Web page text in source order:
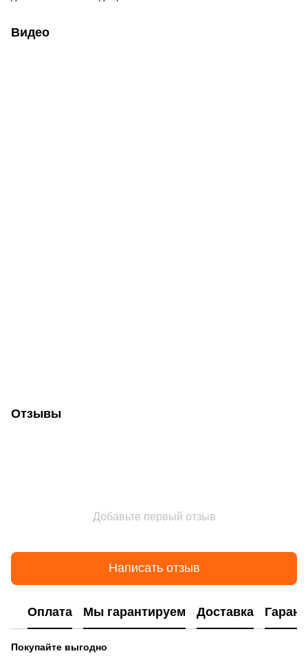
Видео
Отзывы
Добавьте первый отзыв
Написать отзыв
Оплата Мы гарантируем Доставка
Покупайте выгодно